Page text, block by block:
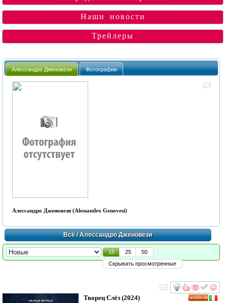
Наши новости
Трейлеры
Алессандро Дженовези Фотографии
Алессандро Дженовези (Alessandro Genovesi)
Всё/ Алессандро Дженовези
15 25
50
Скрывать просмотренные
смотреть
Творец Слёз (2024)